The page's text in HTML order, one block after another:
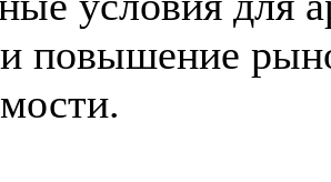
повышение